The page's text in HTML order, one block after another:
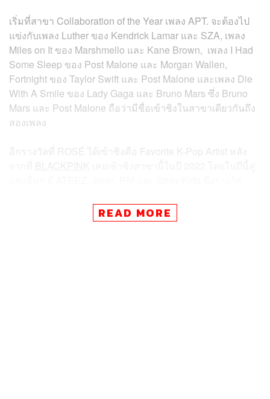
เริ่มที่สาขา Collaboration of the Year เพลง APT. จะต้องไป
แข่งกับเพลง Luther ของ Kendrick Lamar และ SZA, เพลง
Miles on It ของ Marshmello และ Kane Brown, เพลง I Had
Some Sleep ของ Post Malone และ Morgan Wallen,
Fortnight ของ Taylor Swift และ Post Malone และเพลง Die
With A Smile ของ Lady Gaga และ Bruno Mars ซึ่ง Bruno
Mars และ Post Malone ถือว่ามีชื่อเข้าชิงในสาขาเดียวกันถึง
สองเพลง
อีกรางวัลที่ ROSÉ ได้เข้าชิงคือ Favorite K-Pop Artist หลัง
โหวตนับตั้งแต่วันนี้ถึง 15 พฤษภาคม
READ MORE